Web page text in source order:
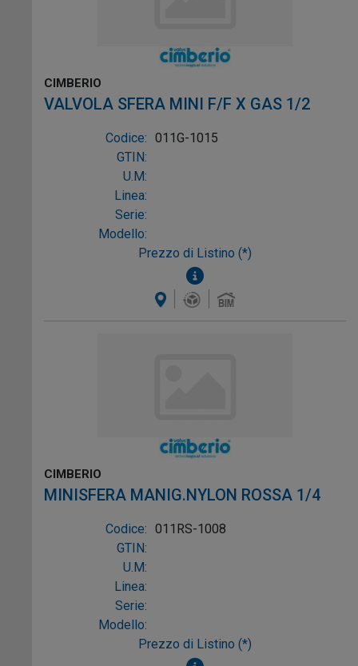
CIMBERIO
VALVOLA SFERA MINI F/F X GAS 1/2
Codice: 011G-1015
GTIN:
U.M:
Linea:
Serie:
Modello:
Prezzo di Listino (*)
CIMBERIO
MINISFERA MANIG.NYLON ROSSA 1/4
Codice: 011RS-1008
GTIN:
U.M:
Linea:
Serie:
Modello:
Prezzo di Listino (*)